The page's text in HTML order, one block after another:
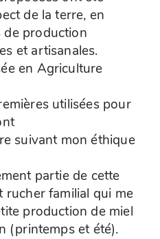
de la terre, en
de production
et artisanales.
en Agriculture
utilisées pour
suivant mon éthique
partie de cette
rucher familial qui me
production de miel
(printemps et été).